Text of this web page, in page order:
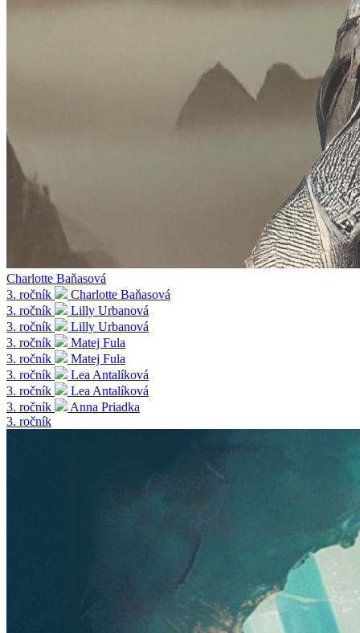
Charlotte Baňasová
3. ročník
Charlotte Baňasová
3. ročník
Lilly Urbanová
3. ročník
Lilly Urbanová
3. ročník
Matej Fula
3. ročník
Matej Fula
3. ročník
Lea Antalíková
3. ročník
Lea Antalíková
3. ročník
Anna Priadka
3. ročník